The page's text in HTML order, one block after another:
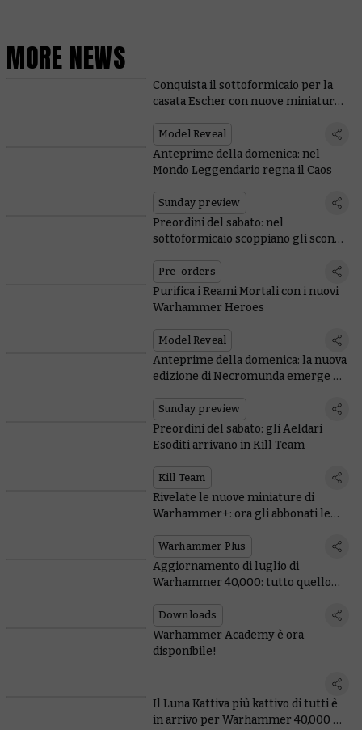
MORE NEWS
Conquista il sottoformicaio per la
casata Escher con nuove miniature
Model Reveal
Anteprime della domenica: nel
Mondo Leggendario regna il Caos
Sunday preview
Preordini del sabato: nel
sottoformicaio scoppiano gli scontri
Pre-orders
Purifica i Reami Mortali con i nuovi
Warhammer Heroes
Model Reveal
Anteprime della domenica: la nuova
edizione di Necromunda emerge dal
Sunday preview
Preordini del sabato: gli Aeldari
Esoditi arrivano in Kill Team
Kill Team
Rivelate le nuove miniature di
Warhammer+: ora gli abbonati le
Warhammer Plus
Aggiornamento di luglio di
Warhammer 40,000: tutto quello
Downloads
Warhammer Academy è ora
disponibile!
Il Luna Kattiva più kattivo di tutti è
in arrivo per Warhammer 40,000 E